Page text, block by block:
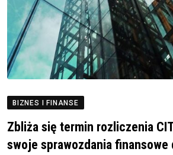
BIZNES I FINANSE
Zbliża się termin rozliczenia
swoje sprawozdania finansowe